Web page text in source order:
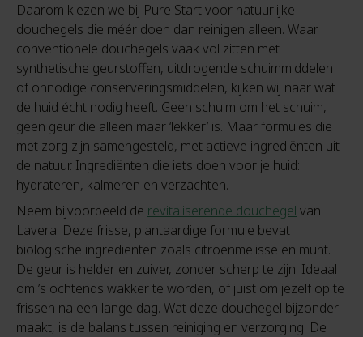
Daarom kiezen we bij Pure Start voor natuurlijke
douchegels die méér doen dan reinigen alleen. Waar
conventionele douchegels vaak vol zitten met
synthetische geurstoffen, uitdrogende schuimmiddelen
of onnodige conserveringsmiddelen, kijken wij naar wat
de huid écht nodig heeft. Geen schuim om het schuim,
geen geur die alleen maar ‘lekker’ is. Maar formules die
met zorg zijn samengesteld, met actieve ingrediënten uit
de natuur. Ingrediënten die iets doen voor je huid:
hydrateren, kalmeren en verzachten.
Neem bijvoorbeeld de revitaliserende douchegel van
Lavera. Deze frisse, plantaardige formule bevat
biologische ingrediënten zoals citroenmelisse en munt.
De geur is helder en zuiver, zonder scherp te zijn. Ideaal
om ’s ochtends wakker te worden, of juist om jezelf op te
frissen na een lange dag. Wat deze douchegel bijzonder
maakt, is de balans tussen reiniging en verzorging. De